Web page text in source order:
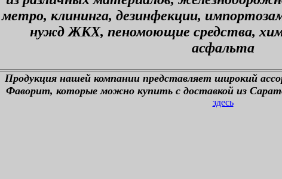
метро, клининга, дезинфекции,
нужд ЖКХ, пеномоющие средства,
асфальта
Продукция нашей компании представляет широкий
Фаворит, которые можно купить с доставкой из
здесь